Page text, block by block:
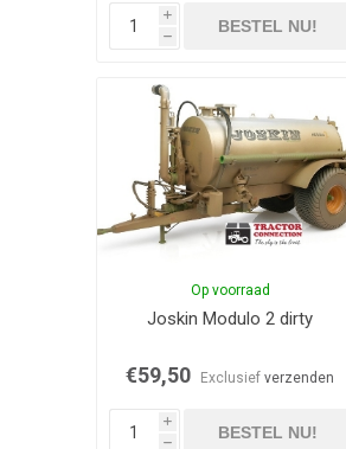
i
h
BESTEL NU!
Op voorraad
Joskin Modulo 2 dirty
€59,50 Exclusiefverzenden
i
h
BESTEL NU!